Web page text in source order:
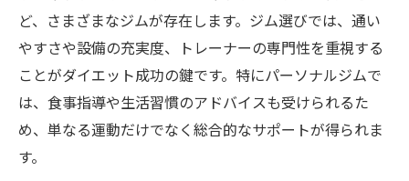
ど、さまざまなジムが存在します。ジム選びでは、通い
やすさや設備の充実度、トレーナーの専門性を重視する
ことがダイエット成功の鍵です。特にパーソナルジムで
は、食事指導や生活習慣のアドバイスも受けられるた
め、単なる運動だけでなく総合的なサポートが得られま
す。